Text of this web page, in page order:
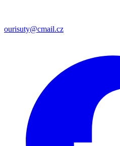
ourisuty@cmail.cz